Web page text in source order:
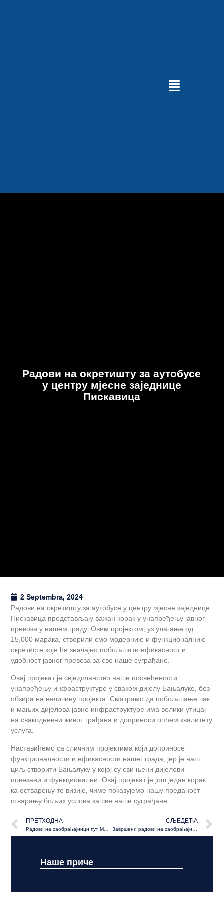
Радови на окретишту за аутобусе
у центру мјесне заједнице
Пискавица
2 Septembra, 2024
Радови на окретишту за аутобусе у центру мјесне заједнице
Пискавица представљају важан корак у унапређењу јавног
превоза у нашем граду. Овим пројектом, уз улагање од
15,000 марака, створили смо модерније и функционалније
окретисте које ће значајно побољшати ефикасност и
удобност јавног превоза за све наше суграђане.
Овај пројекат је свједочанство наше посвећености
унапређењу инфраструктуре у сваком дијелу Бањалуке, без
обзира на величину пројекта. Сматрамо да побољшање чак
и мањих дијелова јавне инфраструктуре има велики утицај
на свакодневни живот грађана и доприноси опћем квалитету
услуга.
Наставићемо са сличним пројектима који доприносе
функционалности и ефикасности нашег града, јер је наш
циљ створити Бањалуку у којој су сви њени дијелови
повезани и функционални. Овај пројекат је још један корак
ка остварењу те визије, чиме показујемо нашу преданост
стварању бољих услова за све наше суграђане.
ПРЕТХОДНА
Радови на саобраћајници пут Мацановићи у Чокорским Пољима
СЉЕДЕЋА
Завршени радови на саобраћајници пут за Шеве у Горњој Пискавици
Наше приче